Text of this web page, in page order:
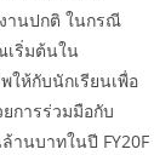
งานปกติ ในกรณี
เริ่มต้นใน
ห้กับนักเรียนเพื่อ
การร่วมมือกับ
านบาทในปี FY20F